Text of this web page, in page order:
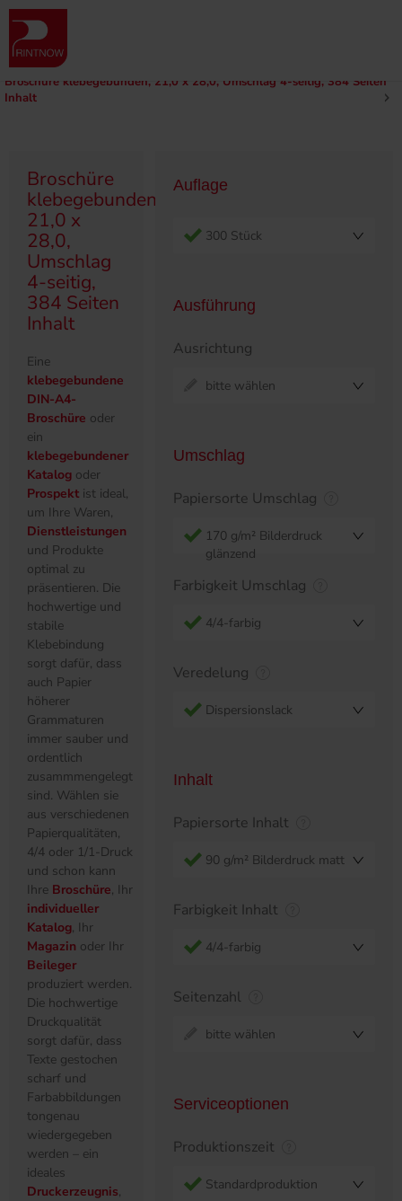
" >
Produktübersicht
210 x 280
Broschüre klebegebunden, 21,0 x 28,0, Umschlag 4-seitig, 384 Seiten
Inhalt
Broschüre
klebegebunden,
21,0 x
28,0,
Umschlag
4-seitig,
384 Seiten
Inhalt
Eine
klebegebundene
DIN-A4-
Broschüre oder
ein
klebegebundener
Katalog oder
Prospekt ist ideal,
um Ihre Waren,
Dienstleistungen
und Produkte
optimal zu
präsentieren. Die
hochwertige und
stabile
Klebebindung
sorgt dafür, dass
auch Papier
höherer
Grammaturen
immer sauber und
ordentlich
zusammmengelegt
sind. Wählen sie
aus verschiedenen
Papierqualitäten,
4/4 oder 1/1-Druck
und schon kann
Ihre Broschüre, Ihr
individueller
Katalog, Ihr
Magazin oder Ihr
Beileger
produziert werden.
Die hochwertige
Druckqualität
sorgt dafür, dass
Texte gestochen
scharf und
Farbabbildungen
tongenau
wiedergegeben
werden – ein
ideales
Druckerzeugnis,
Auflage
300 Stück
Ausführung
Ausrichtung
bitte wählen
Umschlag
Papiersorte Umschlag
170 g/m² Bilderdruck
glänzend
Farbigkeit Umschlag
4/4-farbig
Veredelung
Dispersionslack
Inhalt
Papiersorte Inhalt
90 g/m² Bilderdruck matt
Farbigkeit Inhalt
4/4-farbig
Seitenzahl
bitte wählen
Serviceoptionen
Produktionszeit
Standardproduktion